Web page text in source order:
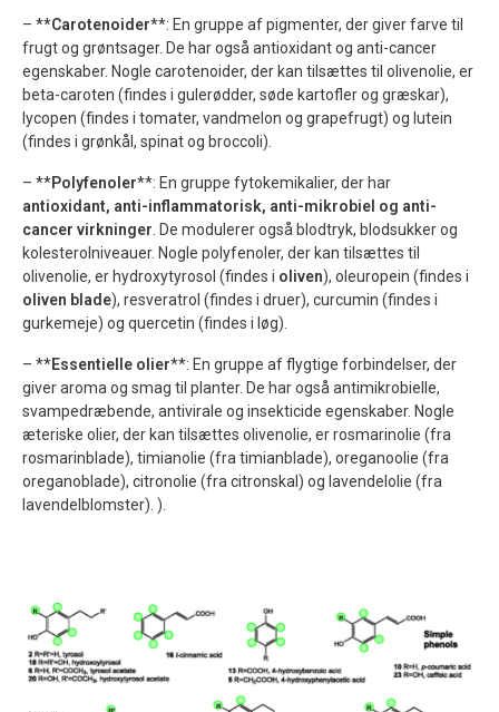
– **Carotenoider**: En gruppe af pigmenter, der giver farve til
frugt og grøntsager. De har også antioxidant og anti-cancer
egenskaber. Nogle carotenoider, der kan tilsættes til olivenolie, er
beta-caroten (findes i gulerødder, søde kartofler og græskar),
lycopen (findes i tomater, vandmelon og grapefrugt) og lutein
(findes i grønkål, spinat og broccoli).
– **Polyfenoler**: En gruppe fytokemikalier, der har
antioxidant, anti-inflammatorisk, anti-mikrobiel og anti-
cancer virkninger . De modulerer også blodtryk, blodsukker og
kolesterolniveauer. Nogle polyfenoler, der kan tilsættes til
olivenolie, er hydroxytyrosol (findes i oliven), oleuropein (findes i
oliven blade), resveratrol (findes i druer), curcumin (findes i
gurkemeje) og quercetin (findes i løg).
– **Essentielle olier**: En gruppe af flygtige forbindelser, der
giver aroma og smag til planter. De har også antimikrobielle,
svampedræbende, antivirale og insekticide egenskaber. Nogle
æteriske olier, der kan tilsættes olivenolie, er rosmarinolie (fra
rosmarinblade), timianolie (fra timianblade), oreganoolie (fra
oreganoblade), citronolie (fra citronskal) og lavendelolie (fra
lavendelblomster). ).